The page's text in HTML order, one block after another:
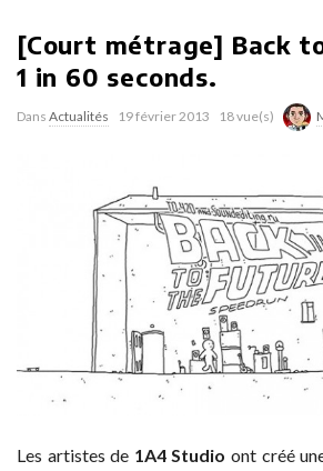
[Court métrage] Back
1 in 60 seconds.
Dans Actualités 19 février 2013 18 vue(s)
Les artistes de 1A4 Studio ont créé